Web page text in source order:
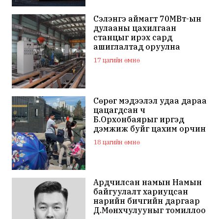
Сэлэнгэ аймагт 70МВт-ын
дулааны цахилгаан
станцыг ирэх сард
ашиглалтад оруулна
17 цагийн өмнө
Сөрөг мэдээлэл удаа дараа
цацагдсан ч
Б.Орхонбаярыг иргэд
дэмжиж буйг цахим орчин
дахь сэтгэгдэл харууллаа
18 цагийн өмнө
Ардчилсан намын Намын
байгуулалт хариуцсан
нарийн бичгийн даргаар
Д.Мөнхчулууныг томиллоо